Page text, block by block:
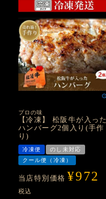
プロの味
【冷凍】 松阪牛が入った
ハンバーグ2個入り(手作
り)
冷凍便
のし未対応
クール便（冷凍）
当店特別価格 ¥972
税込